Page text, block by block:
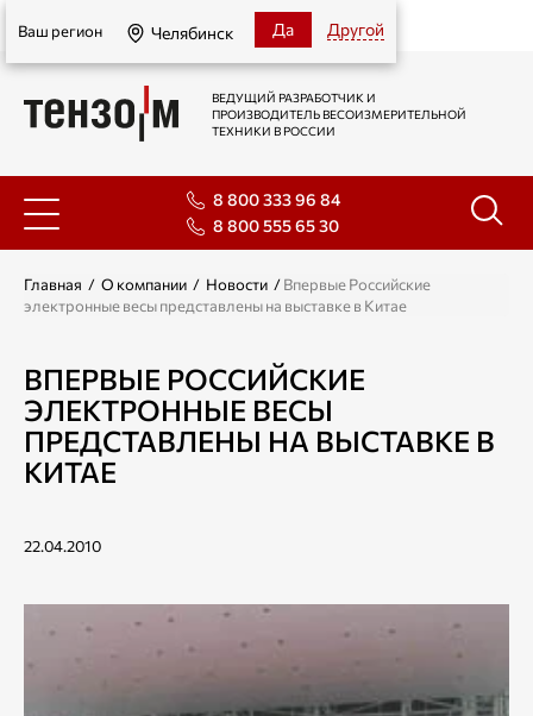
Челябинск
Ваш регион Челябинск Да Другой
ВЕДУЩИЙ РАЗРАБОТЧИК И
ПРОИЗВОДИТЕЛЬ ВЕСОИЗМЕРИТЕЛЬНОЙ
ТЕХНИКИ В РОССИИ
8 800 333 96 84
8 800 555 65 30
Главная / О компании / Новости /Впервые Российские
электронные весы представлены на выставке в Китае
ВПЕРВЫЕ РОССИЙСКИЕ
ЭЛЕКТРОННЫЕ ВЕСЫ
ПРЕДСТАВЛЕНЫ НА ВЫСТАВКЕ В
КИТАЕ
22.04.2010